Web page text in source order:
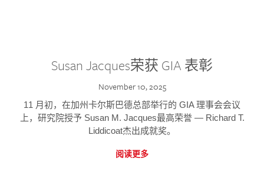
Susan Jacques荣获 GIA 表彰
November 10, 2025
11 月初，在加州卡尔斯巴德总部举行的 GIA 理事会会议
上，研究院授予 Susan M. Jacques最高荣誉 — Richard T.
Liddicoat杰出成就奖。
阅读更多